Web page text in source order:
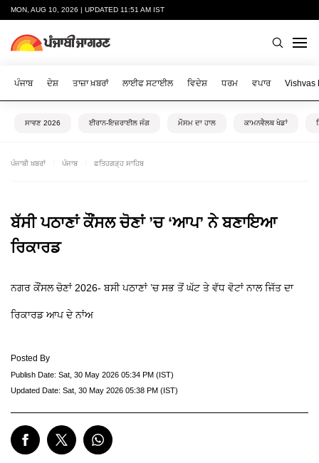
MON, AUG 10, 2026 | UPDATED 11:51 AM IST
ਪੰਜਾਬ ਦੇਸ਼ ਤਾਜ਼ਾ ਖ਼ਬਰਾਂ ਲਾਈਫ ਸਟਾਈਲ ਵਿਦੇਸ਼ ਧਰਮ ਵਪਾਰ Vishvas
ਸਾਵਣ 2026 ਈਰਾਨ-ਇਜ਼ਰਾਈਲ ਜੰਗ ਮੌਸਮ ਦਾ ਹਾਲ ਕਾਮਨਵੈਲਥ ਖੇਡਾਂ
ਪੰਜਾਬੀ ਖ਼ਬਰਾਂ ਪੰਜਾਬ ਫਤਿਹਗੜ੍ਹ ਸਾਹਿਬ
ਬੱਸੀ ਪਠਾਣਾਂ ਕੌਂਸਲ ਚੋਣਾਂ ’ਚ ‘ਆਪ’ ਨੇ ਬਣਾਇਆ
ਰਿਕਾਰਡ
ਨਗਰ ਕੌਂਸਲ ਚੋਣਾਂ 2026- ਬਸੀ ਪਠਾਣਾਂ ’ਚ ਸਭ ਤੋਂ ਘੱਟ ਤੇ ਵੱਧ ਵੋਟਾਂ ਨਾਲ ਜਿੱਤ ਦਾ
ਰਿਕਾਰਡ ਆਪ ਦੇ ਨਾਂਅ
Posted By
Publish Date: Sat, 30 May 2026 05:34 PM (IST)
Updated Date: Sat, 30 May 2026 05:38 PM (IST)